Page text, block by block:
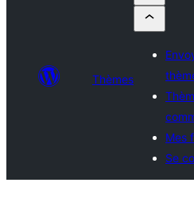
Thèmes
Mes
Se